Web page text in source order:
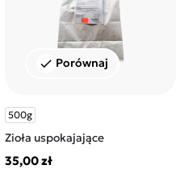
check Porównaj
500g
Zioła uspokajające
35,00 zł